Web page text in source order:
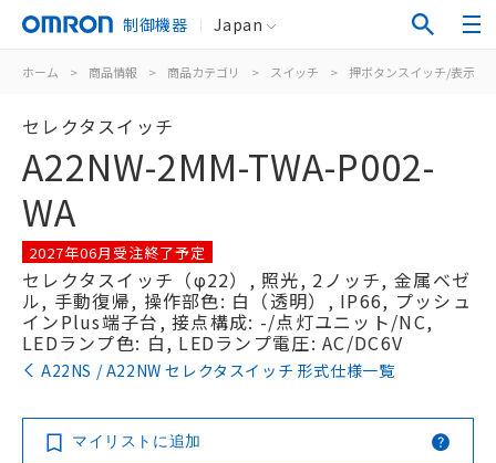
制御機器 Japan
ホーム > 商品情報 > 商品カテゴリ > スイッチ > 押ボタンスイッチ/表示灯
セレクタスイッチ
A22NW-2MM-TWA-P002-
WA
2027年06月受注終了予定
セレクタスイッチ（φ22）, 照光, 2ノッチ, 金属ベゼ
ル, 手動復帰, 操作部色: 白（透明）, IP66, プッシュ
インPlus端子台, 接点構成: -/点灯ユニット/NC,
LEDランプ色: 白, LEDランプ電圧: AC/DC6V
A22NS / A22NW セレクタスイッチ 形式仕様一覧
マイリストに追加